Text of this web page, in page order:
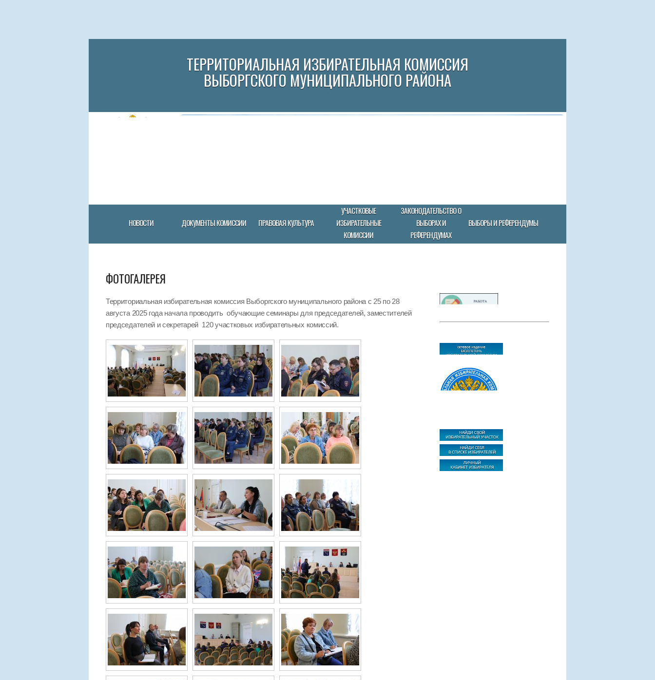
ТЕРРИТОРИАЛЬНАЯ ИЗБИРАТЕЛЬНАЯ КОМИССИЯ
ВЫБОРГСКОГО МУНИЦИПАЛЬНОГО РАЙОНА
НОВОСТИ ДОКУМЕНТЫ КОМИССИИ ПРАВОВАЯ КУЛЬТУРА
УЧАСТКОВЫЕ
ИЗБИРАТЕЛЬНЫЕ
КОМИССИИ
ЗАКОНОДАТЕЛЬСТВО О
ВЫБОРАХ И
РЕФЕРЕНДУМАХ
ВЫБОРЫ И РЕФЕРЕНДУМЫ
ФОТОГАЛЕРЕЯ
Территориальная избирательная комиссия Выборгского муниципального района с 25 по 28
августа 2025 года начала проводить обучающие семинары для председателей, заместителей
председателей и секретарей 120 участковых избирательных комиссий.